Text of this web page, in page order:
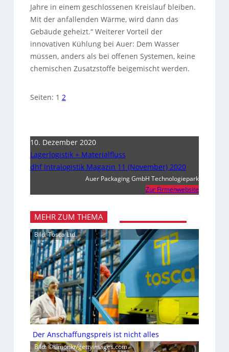
Jahre in einem geschlossenen Kreislauf bleiben.
Mit der anfallenden Wärme, wird dann das
Gebäude geheizt.“ Weiterer Vorteil der
innovativen Kühlung bei Auer: Dem Wasser
müssen, anders als bei offenen Systemen, keine
chemischen Zusatzstoffe beigemischt werden.
Seiten: 1 2
10. Dezember 2020
Lagerlogistik + Materialfluss
dhf Intralogistik Magazin 11 (November) 2020
Auer Packaging GmbH Technologiepark
Zur Firmenwebsite
MEHR ZUM THEMA
Bild: Tosca Ltd.
Der Anschaffungspreis ist nicht alles
Bild: ©simonkr/gettyimages.com